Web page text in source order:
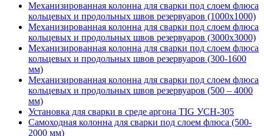
Механизированная колонна для сварки под слоем флюса
кольцевых и продольных швов резервуаров (1000х1000)
Механизированная колонна для сварки под слоем флюса
кольцевых и продольных швов резервуаров (3000х3000)
Механизированная колонна для сварки под слоем флюса
кольцевых и продольных швов резервуаров (300-1600
мм)
Механизированная колонна для сварки под слоем флюса
кольцевых и продольных швов резервуаров (500 – 4000
мм)
Установка для сварки в среде аргона TIG УСН-305
Самоходная колонна для сварки под слоем флюса (500-
2000 мм)